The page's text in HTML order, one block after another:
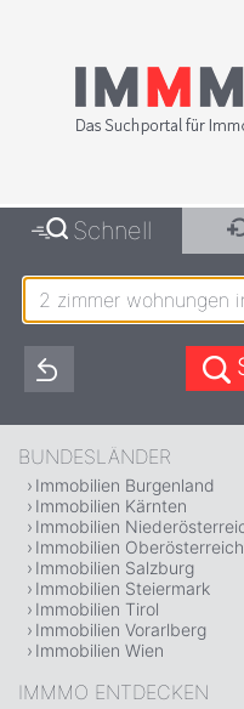
Schnell
BUNDESLÄNDER
Immobilien Burgenland
Immobilien Kärnten
Immobilien
Immobilien Oberösterreich
Immobilien Salzburg
Immobilien Steiermark
Immobilien Tirol
Immobilien Vorarlberg
Immobilien Wien
IMMMO ENTDECKEN